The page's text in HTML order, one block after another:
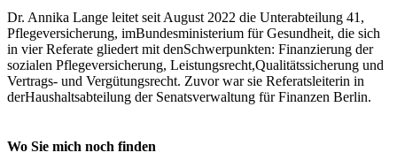
Dr. Annika Lange leitet seit August 2022 die Unterabteilung 41,
Pflegeversicherung, imBundesministerium für Gesundheit, die sich
in vier Referate gliedert mit denSchwerpunkten: Finanzierung der
sozialen Pflegeversicherung, Leistungsrecht,Qualitätssicherung und
Vertrags- und Vergütungsrecht. Zuvor war sie Referatsleiterin in
derHaushaltsabteilung der Senatsverwaltung für Finanzen Berlin.
Wo Sie mich noch finden